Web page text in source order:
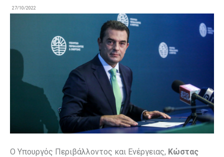
27/10/2022
Ο Υπουργός Περιβάλλοντος και Ενέργειας, Κώστας